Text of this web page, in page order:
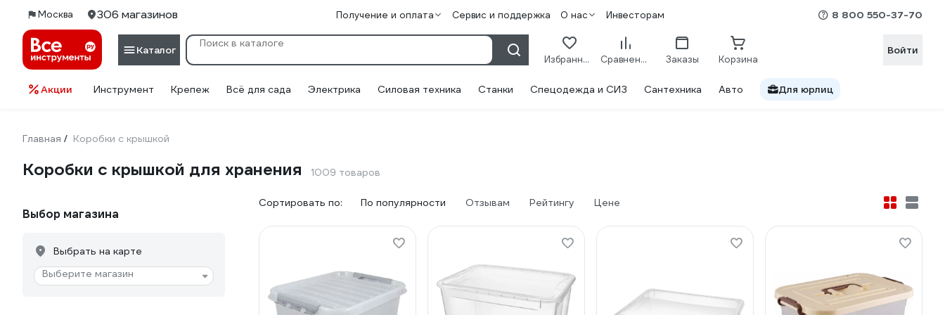
Москва 306 магазинов Получение и оплата Сервис и поддержка О нас Инвесторам 8 800 550-37-70
Каталог
Избранное Сравнение Заказы Корзина
Войти
Акции Инструмент Крепеж Всё для сада Электрика Силовая техника Станки Спецодежда и СИЗ Сантехника Авто Для юрлиц
Главная / Коробки с крышкой
Коробки с крышкой для хранения 1009 товаров
Выбор магазина
Выбрать на карте
Выберите магазин
Сортировать по: По популярности Отзывам Рейтингу Цене